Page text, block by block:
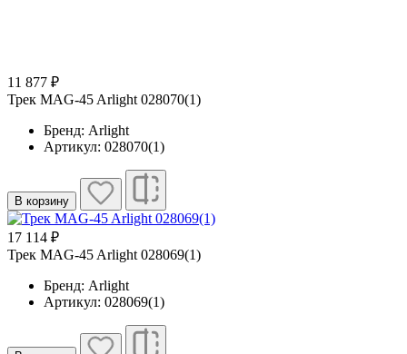
11 877 ₽
Трек MAG-45 Arlight 028070(1)
Бренд: Arlight
Артикул: 028070(1)
В корзину
17 114 ₽
Трек MAG-45 Arlight 028069(1)
Бренд: Arlight
Артикул: 028069(1)